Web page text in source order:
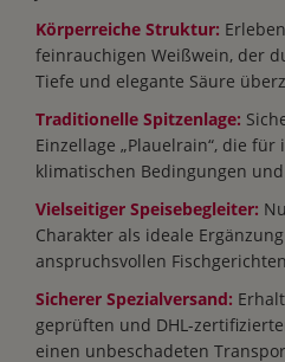
Körperreiche Struktur:
feinrauchigen Weißwein, der
Tiefe und elegante Säure
Traditionelle Spitzenlage:
Einzellage „Plauelrain“, die
klimatischen Bedingungen
Vielseitiger Speisebegleiter:
Charakter als ideale
anspruchsvollen
Sicherer Spezialversand:
geprüften und DHL-
einen unbeschadeten